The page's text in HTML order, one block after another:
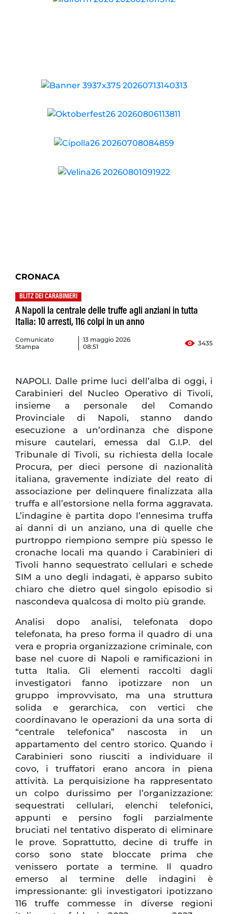
CRONACA
BLITZ DEI CARABINIERI
A Napoli la centrale delle truffe agli anziani in tutta
Italia: 10 arresti, 116 colpi in un anno
Comunicato
Stampa
13 maggio 2026
08:51
3435
NAPOLI. Dalle prime luci dell’alba di oggi, i
Carabinieri del Nucleo Operativo di Tivoli,
insieme a personale del Comando
Provinciale di Napoli, stanno dando
esecuzione a un’ordinanza che dispone
misure cautelari, emessa dal G.I.P. del
Tribunale di Tivoli, su richiesta della locale
Procura, per dieci persone di nazionalità
italiana, gravemente indiziate del reato di
associazione per delinquere finalizzata alla
truffa e all’estorsione nella forma aggravata.
L’indagine è partita dopo l’ennesima truffa
ai danni di un anziano, una di quelle che
purtroppo riempiono sempre più spesso le
cronache locali ma quando i Carabinieri di
Tivoli hanno sequestrato cellulari e schede
SIM a uno degli indagati, è apparso subito
chiaro che dietro quel singolo episodio si
nascondeva qualcosa di molto più grande.
Analisi dopo analisi, telefonata dopo
telefonata, ha preso forma il quadro di una
vera e propria organizzazione criminale, con
base nel cuore di Napoli e ramificazioni in
tutta Italia. Gli elementi raccolti dagli
investigatori fanno ipotizzare non un
gruppo improvvisato, ma una struttura
solida e gerarchica, con vertici che
coordinavano le operazioni da una sorta di
“centrale telefonica” nascosta in un
appartamento del centro storico. Quando i
Carabinieri sono riusciti a individuare il
covo, i truffatori erano ancora in piena
attività. La perquisizione ha rappresentato
un colpo durissimo per l’organizzazione:
sequestrati cellulari, elenchi telefonici,
appunti e persino fogli parzialmente
bruciati nel tentativo disperato di eliminare
le prove. Soprattutto, decine di truffe in
corso sono state bloccate prima che
venissero portate a termine. Il quadro
emerso al termine delle indagini è
impressionante: gli investigatori ipotizzano
116 truffe commesse in diverse regioni